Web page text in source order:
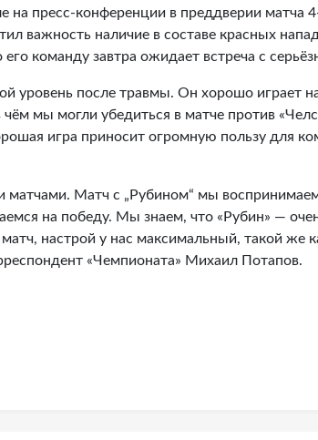
на пресс-конференции в преддверии матча
важность наличие в составе красных
команду завтра ожидает встреча с
уровень после травмы. Он хорошо играет
мы могли убедиться в матче против
игра приносит огромную пользу для
матчами. Матч с „Рубином“ мы
на победу. Мы знаем, что «Рубин» —
настрой у нас максимальный, такой же
«Чемпионата» Михаил Потапов.